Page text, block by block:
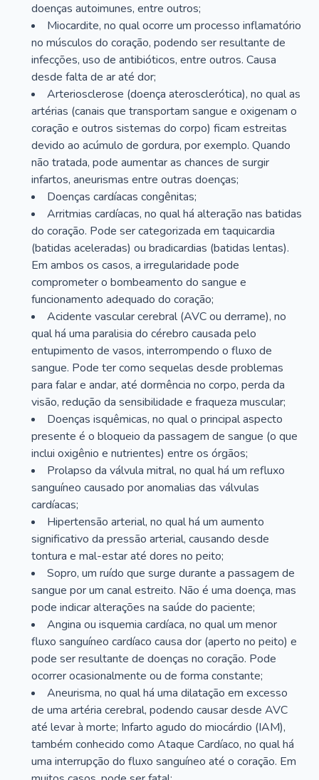
doenças autoimunes, entre outros;
Miocardite, no qual ocorre um processo inflamatório
no músculos do coração, podendo ser resultante de
infecções, uso de antibióticos, entre outros. Causa
desde falta de ar até dor;
Arteriosclerose (doença aterosclerótica), no qual as
artérias (canais que transportam sangue e oxigenam o
coração e outros sistemas do corpo) ficam estreitas
devido ao acúmulo de gordura, por exemplo. Quando
não tratada, pode aumentar as chances de surgir
infartos, aneurismas entre outras doenças;
Doenças cardíacas congênitas;
Arritmias cardíacas, no qual há alteração nas batidas
do coração. Pode ser categorizada em taquicardia
(batidas aceleradas) ou bradicardias (batidas lentas).
Em ambos os casos, a irregularidade pode
comprometer o bombeamento do sangue e
funcionamento adequado do coração;
Acidente vascular cerebral (AVC ou derrame), no
qual há uma paralisia do cérebro causada pelo
entupimento de vasos, interrompendo o fluxo de
sangue. Pode ter como sequelas desde problemas
para falar e andar, até dormência no corpo, perda da
visão, redução da sensibilidade e fraqueza muscular;
Doenças isquêmicas, no qual o principal aspecto
presente é o bloqueio da passagem de sangue (o que
inclui oxigênio e nutrientes) entre os órgãos;
Prolapso da válvula mitral, no qual há um refluxo
sanguíneo causado por anomalias das válvulas
cardíacas;
Hipertensão arterial, no qual há um aumento
significativo da pressão arterial, causando desde
tontura e mal-estar até dores no peito;
Sopro, um ruído que surge durante a passagem de
sangue por um canal estreito. Não é uma doença, mas
pode indicar alterações na saúde do paciente;
Angina ou isquemia cardíaca, no qual um menor
fluxo sanguíneo cardíaco causa dor (aperto no peito) e
pode ser resultante de doenças no coração. Pode
ocorrer ocasionalmente ou de forma constante;
Aneurisma, no qual há uma dilatação em excesso
de uma artéria cerebral, podendo causar desde AVC
até levar à morte; Infarto agudo do miocárdio (IAM),
também conhecido como Ataque Cardíaco, no qual há
uma interrupção do fluxo sanguíneo até o coração. Em